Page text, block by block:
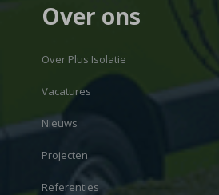
Over ons
Over Plus Isolatie
Vacatures
Nieuws
Projecten
Referenties